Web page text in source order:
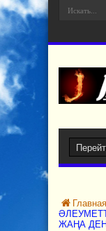
Главная
ЖАҢА